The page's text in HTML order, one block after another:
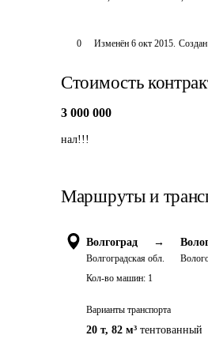
0 Изменён 6 окт 2015. Создан
Стоимость
3 000 000
нал!!!
Маршруты и
Волгоград →
Волгоградская обл.
Кол-во машин: 1
Варианты транспорта
20 т, 82 м³ тентованный